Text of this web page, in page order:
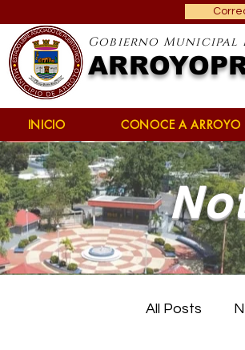
Gobierno Municipal
INICIO CONOCE A ARROYO
All Posts